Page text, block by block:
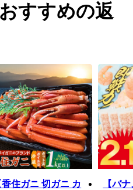
すすめの返
香住ガニ 切ガニ カ 【バ